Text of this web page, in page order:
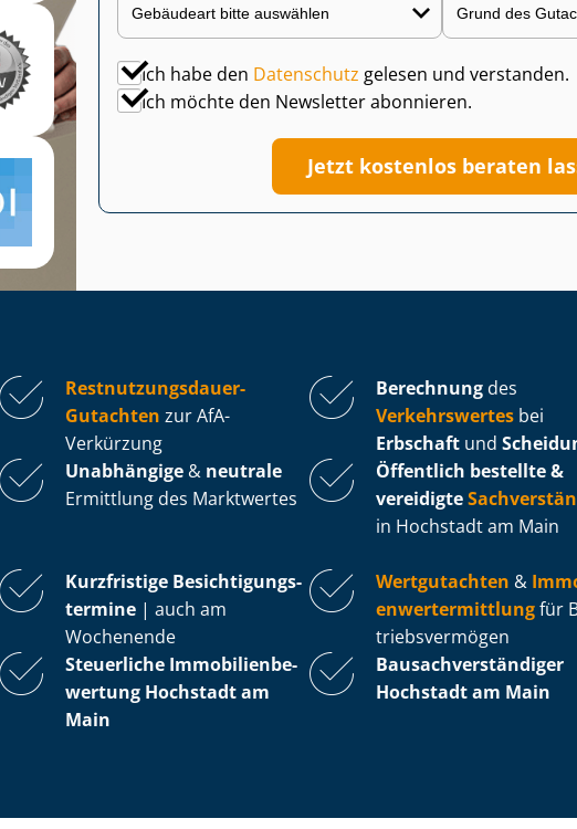
Ich habe den Datenschutz gelesen und verstanden.
Ich möchte den Newsletter abonnieren.
Jetzt kostenlos beraten
Rest­nut­zungs­dau­er-
Gutachten zur AfA-
Verkürzung
Berechnung des
Verkehrswertes bei
Erbschaft und
Unabhängige & neutrale
Ermittlung des Marktwertes
Öffentlich bestellte &
vereidigte
in Hochstadt am Main
Kurzfristige Be­sich­ti­gungs­
ter­mi­ne | auch am
Wochenende
Wertgutachten &
en­wert­ermitt­lungfür
triebs­ver­mö­gen
Steuerliche Im­mo­bi­li­en­be­
wer­tung Hochstadt am
Main
Bau­sach­ver­stän­di­ger
Hochstadt am Main